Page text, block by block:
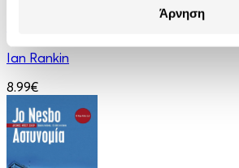
Άρνηση
Στον τάφο κάποιου άλλου
Ian Rankin
8.99€